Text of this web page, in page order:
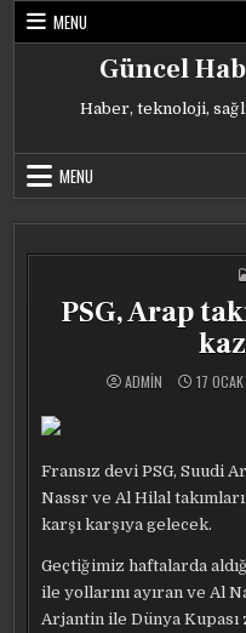
Skip
MENU
Güncel
Haber, teknoloji,
MENU
PSG, Arap
ADMIN 17
Fransız devi PSG, Suudi
Nassr ve Al Hilal
karşı karşıya gelecek.
Geçtiğimiz haftalarda
ile yollarını ayıran ve Al
Arjantin ile Dünya